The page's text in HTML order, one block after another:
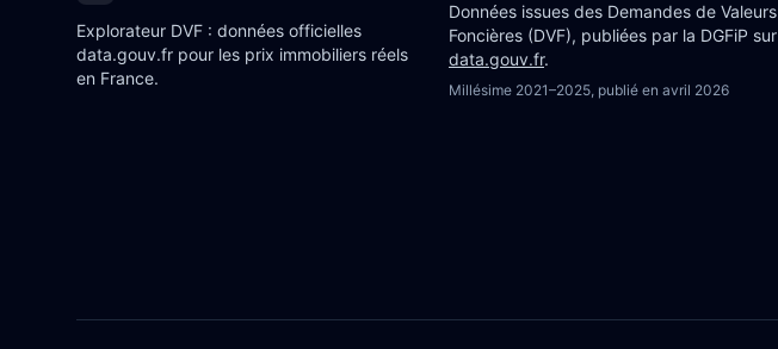
Explorateur DVF : données officielles
data.gouv.fr pour les prix immobiliers réels
en France.
Données issues des Demandes de Valeurs
Foncières (DVF), publiées par la DGFiP sur
data.gouv.fr.
Millésime 2021–2025, publié en avril 2026